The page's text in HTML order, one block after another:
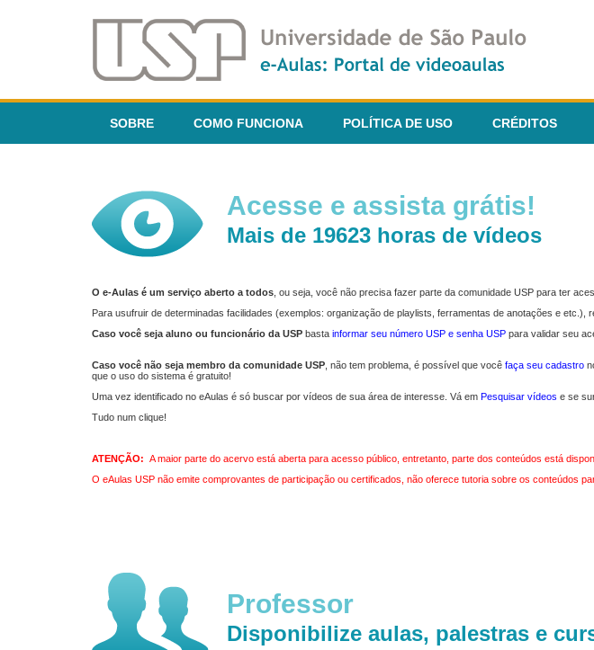
SOBRE COMO FUNCIONA POLÍTICA DE USO CRÉDITOS
Acesse e assista grátis!
Mais de 19623 horas de vídeos
O e-Aulas é um serviço aberto a todos , ou seja, você não precisa fazer parte da comunidade USP para ter
Para usufruir de determinadas facilidades (exemplos: organização de playlists, ferramentas de anotações e
Caso você seja aluno ou funcionário da USP basta informar seu número USP e senha USP para validar seu
Caso você não seja membro da comunidade USP , não tem problema, é possível que você faça seu cadastro
que o uso do sistema é gratuito!
Uma vez identificado no eAulas é só buscar por vídeos de sua área de interesse. Vá em Pesquisar vídeos e se
Tudo num clique!
ATENÇÃO: A maior parte do acervo está aberta para acesso público, entretanto, parte dos conteúdos está
O eAulas USP não emite comprovantes de participação ou certificados, não oferece tutoria sobre os conteúdos
Professor
Disponibilize aulas, palestras e